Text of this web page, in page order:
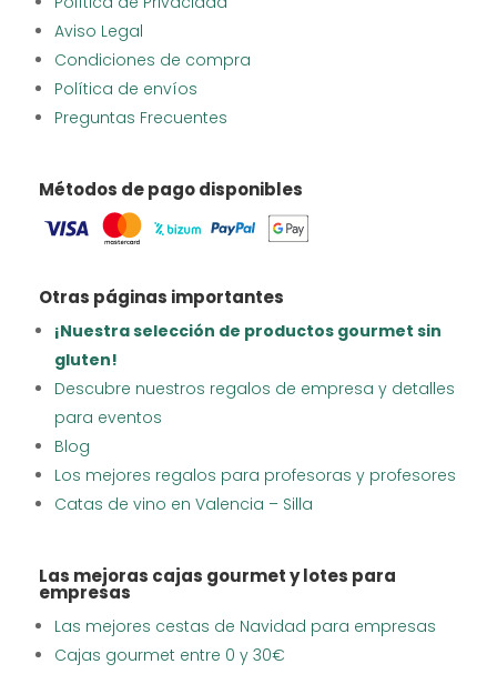
Aviso Legal
Condiciones de compra
Política de envíos
Preguntas Frecuentes
Métodos de pago disponibles
Otras páginas importantes
¡Nuestra selección de productos gourmet sin
gluten!
Descubre nuestros regalos de empresa y detalles
para eventos
Blog
Los mejores regalos para profesoras y profesores
Catas de vino en Valencia – Silla
Las mejoras cajas gourmet y lotes para
empresas
Las mejores cestas de Navidad para empresas
Cajas gourmet entre 0 y 30€